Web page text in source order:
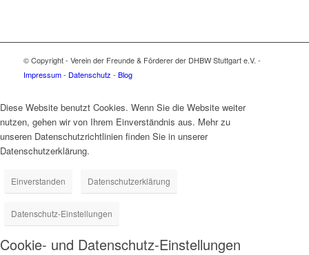
© Copyright - Verein der Freunde & Förderer der DHBW Stuttgart e.V. -
Impressum- Datenschutz - Blog
Diese Website benutzt Cookies. Wenn Sie die Website weiter
nutzen, gehen wir von Ihrem Einverständnis aus. Mehr zu
unseren Datenschutzrichtlinien finden Sie in unserer
Datenschutzerklärung.
Einverstanden Datenschutzerklärung
Datenschutz-Einstellungen
Cookie- und Datenschutz-Einstellungen